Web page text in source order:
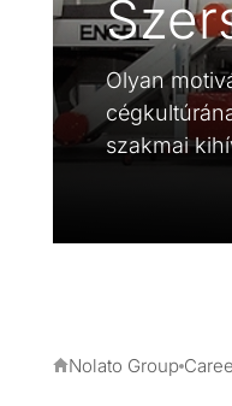
Olyan
szakmai
Nolato Group